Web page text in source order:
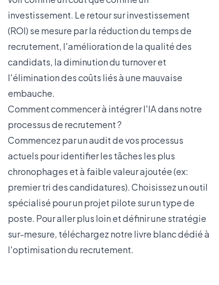
investissement. Le retour sur investissement
(ROI) se mesure par la réduction du temps de
recrutement, l'amélioration de la qualité des
candidats, la diminution du turnover et
l'élimination des coûts liés à une mauvaise
embauche.
Comment commencer à intégrer l'IA dans notre
processus de recrutement ?
Commencez par un audit de vos processus
actuels pour identifier les tâches les plus
chronophages et à faible valeur ajoutée (ex:
premier tri des candidatures). Choisissez un outil
spécialisé pour un projet pilote sur un type de
poste. Pour aller plus loin et définir une stratégie
sur-mesure, téléchargez notre livre blanc dédié à
l'optimisation du recrutement.